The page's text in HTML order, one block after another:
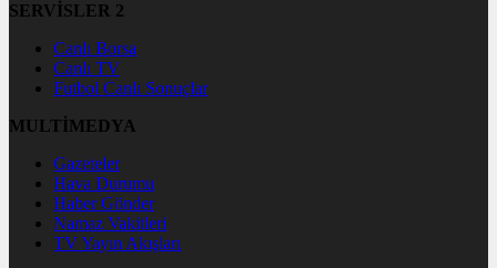
SERVİSLER 2
Canlı Borsa
Canlı TV
Futbol Canlı Sonuçlar
MULTİMEDYA
Gazeteler
Hava Durumu
Haber Gönder
Namaz Vakitleri
TV Yayın Akışları